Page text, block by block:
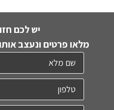
יש לכם
מלאו פרטים ונעצב